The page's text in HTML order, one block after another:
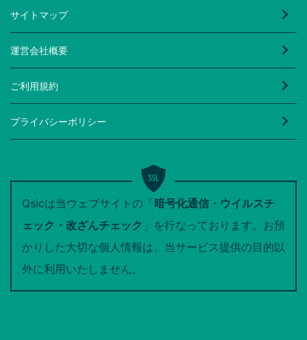
サイトマップ
運営会社概要
ご利用規約
プライバシーポリシー
Qsicは当ウェブサイトの「暗号化通信・ウイルスチ
ェック・改ざんチェック 」を行なっております。お預
かりした大切な個人情報は、当サービス提供の目的以
外に利用いたしません。